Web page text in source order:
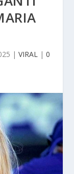
| VIRAL| 0